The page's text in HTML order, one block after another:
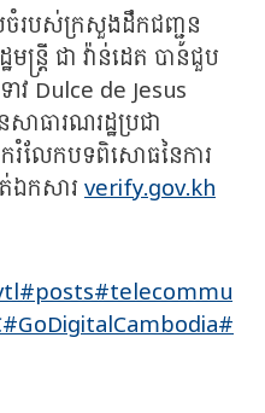
បចំរបស់ក្រសួងដឹកជញ្ជូន
ន្រ្តី ជា វ៉ាន់ដេត បានជួប
វ Dulce de Jesus
សាធារណរដ្ឋប្រជា
រំលែកបទពិសោធនៃការ
ត់ឯកសារverify.gov.kh
#posts#telecommu
#GoDigitalCambodia#